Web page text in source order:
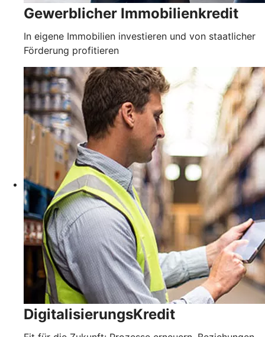
Gewerblicher Immobilienkredit
In eigene Immobilien investieren und von staatlicher
Förderung profitieren
DigitalisierungsKredit